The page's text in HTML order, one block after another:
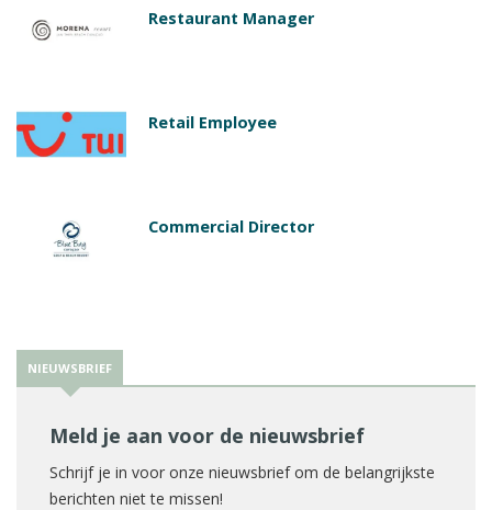
Restaurant Manager
Retail Employee
Commercial Director
NIEUWSBRIEF
Meld je aan voor de nieuwsbrief
Schrijf je in voor onze nieuwsbrief om de belangrijkste
berichten niet te missen!